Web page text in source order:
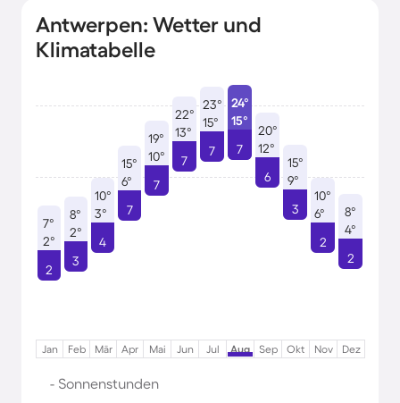
Antwerpen: Wetter und
Klimatabelle
7°
2°
2
8°
2°
3
10°
3°
4
15°
6°
7
19°
10°
7
22°
13°
7
23°
15°
7
24°
15°
7
20°
12°
6
15°
9°
3
10°
6°
2
8°
4°
2
Jan Feb Mär Apr Mai Jun Jul Aug Sep Okt Nov Dez
- Sonnenstunden